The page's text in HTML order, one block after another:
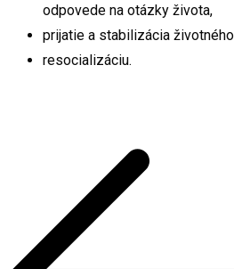
odpovede na otázky života,
prijatie a stabilizácia
resocializáciu.